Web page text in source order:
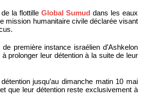
la flottilleGlobal Sumud dans les eaux
mission humanitaire civile déclarée visant
première instance israélien d’Ashkelon
prolonger leur détention à la suite de leur
jusqu’au dimanche matin 10 mai
que leur détention reste exclusivement à